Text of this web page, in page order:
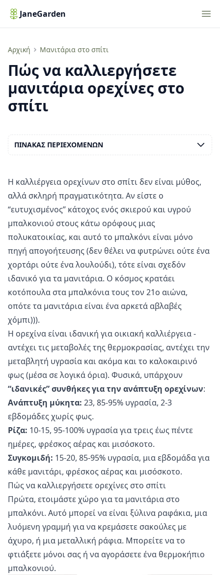
JaneGarden
Αρχική Μανιτάρια στο σπίτι
Πώς να καλλιεργήσετε μανιτάρια ορεχίνες στο σπίτι
Πώς να καλλιεργήσετε
μανιτάρια ορεχίνες στο
σπίτι
Η καλλιέργεια ορεχίνων στο σπίτι δεν είναι μύθος,
αλλά σκληρή πραγματικότητα. Αν είστε ο
“ευτυχισμένος” κάτοχος ενός σκιερού και υγρού
μπαλκονιού στους κάτω ορόφους μιας
πολυκατοικίας, και αυτό το μπαλκόνι είναι μόνο
πηγή απογοήτευσης (δεν θέλει να φυτρώνει ούτε ένα
χορτάρι ούτε ένα λουλούδι), τότε είναι σχεδόν
ιδανικό για τα μανιτάρια. Ο κόσμος κρατάει
κοτόπουλα στα μπαλκόνια τους τον 21ο αιώνα,
οπότε τα μανιτάρια είναι ένα αρκετά αβλαβές
χόμπι))).
Η ορεχίνα είναι ιδανική για οικιακή καλλιέργεια -
αντέχει τις μεταβολές της θερμοκρασίας, αντέχει την
μεταβλητή υγρασία και ακόμα και το καλοκαιρινό
φως (μέσα σε λογικά όρια). Φυσικά, υπάρχουν
“ιδανικές” συνθήκες για την ανάπτυξη ορεχίνων:
Ανάπτυξη μύκητα: 23, 85-95% υγρασία, 2-3
εβδομάδες χωρίς φως.
Ρίζα: 10-15, 95-100% υγρασία για τρεις έως πέντε
ημέρες, φρέσκος αέρας και μισόσκοτο.
Συγκομιδή: 15-20, 85-95% υγρασία, μια εβδομάδα για
κάθε μανιτάρι, φρέσκος αέρας και μισόσκοτο.
Πώς να καλλιεργήσετε ορεχίνες στο σπίτι
Πρώτα, ετοιμάστε χώρο για τα μανιτάρια στο
μπαλκόνι. Αυτό μπορεί να είναι ξύλινα ραφάκια, μια
λυόμενη γραμμή για να κρεμάσετε σακούλες με
άχυρο, ή μια μεταλλική ράφια. Μπορείτε να το
φτιάξετε μόνοι σας ή να αγοράσετε ένα θερμοκήπιο
μπαλκονιού.
ΠΊΝΑΚΑΣ ΠΕΡΙΕΧΟΜΈΝΩΝ